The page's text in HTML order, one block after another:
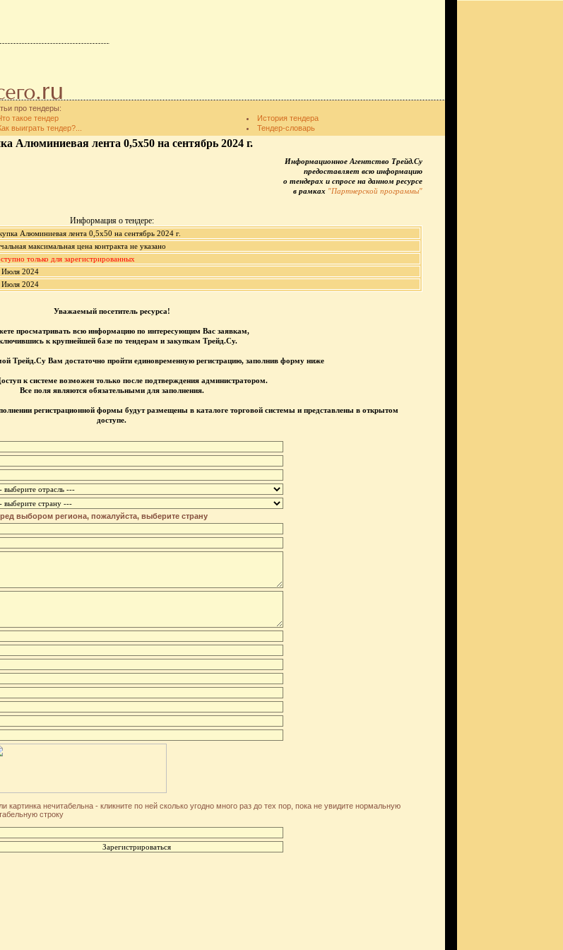
про тендеры:
такое тендер
выиграть тендер?...
История тендера
Тендер-словарь
Алюминиевая лента 0,5х50 на сентябрь 2024 г.
Информационное Агентство Трейд.Су
предоставляет всю информацию
о тендерах и спросе на данном ресурсе
в рамках "Партнерской программы"
Информация о тендере:
Алюминиевая лента 0,5х50 на сентябрь 2024 г.
максимальная цена контракта не указано
только для зарегистрированных
Июля 2024
Июля 2024
Уважаемый посетитель ресурса!
просматривать всю информацию по интересующим Вас заявкам,
к крупнейшей базе по тендерам и закупкам Трейд.Су.
Трейд.Су Вам достаточно пройти единовременную регистрацию, заполнив форму ниже
к системе возможен только после подтверждения администратором.
Все поля являются обязательными для заполнения.
регистрационной формы будут размещены в каталоге торговой системы и представлены в открытом
доступе.
выбором региона, пожалуйста, выберите страну
картинка нечитабельна - кликните по ней сколько угодно много раз до тех пор, пока не увидите нормальную
строку